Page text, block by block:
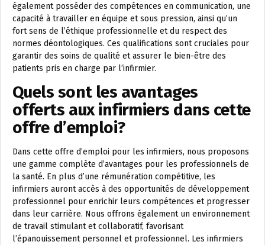
également posséder des compétences en communication, une
capacité à travailler en équipe et sous pression, ainsi qu’un
fort sens de l’éthique professionnelle et du respect des
normes déontologiques. Ces qualifications sont cruciales pour
garantir des soins de qualité et assurer le bien-être des
patients pris en charge par l’infirmier.
Quels sont les avantages
offerts aux infirmiers dans cette
offre d’emploi?
Dans cette offre d’emploi pour les infirmiers, nous proposons
une gamme complète d’avantages pour les professionnels de
la santé. En plus d’une rémunération compétitive, les
infirmiers auront accès à des opportunités de développement
professionnel pour enrichir leurs compétences et progresser
dans leur carrière. Nous offrons également un environnement
de travail stimulant et collaboratif, favorisant
l’épanouissement personnel et professionnel. Les infirmiers